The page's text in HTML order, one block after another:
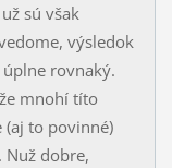
sú však
výsledok
rovnaký.
mnohí títo
(aj to povinné)
Nuž dobre,